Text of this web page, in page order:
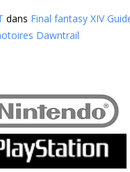
dans Final fantasy XIV
Dawntrail